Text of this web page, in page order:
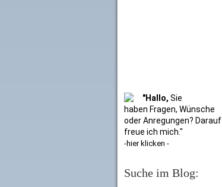
"Hallo, Sie
haben Fragen, Wünsche
oder Anregungen? Darauf
freue ich mich."
-hier klicken -
Suche im Blog: